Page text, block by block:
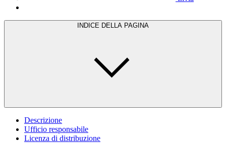
INDICE DELLA PAGINA
Descrizione
Ufficio responsabile
Licenza di distribuzione